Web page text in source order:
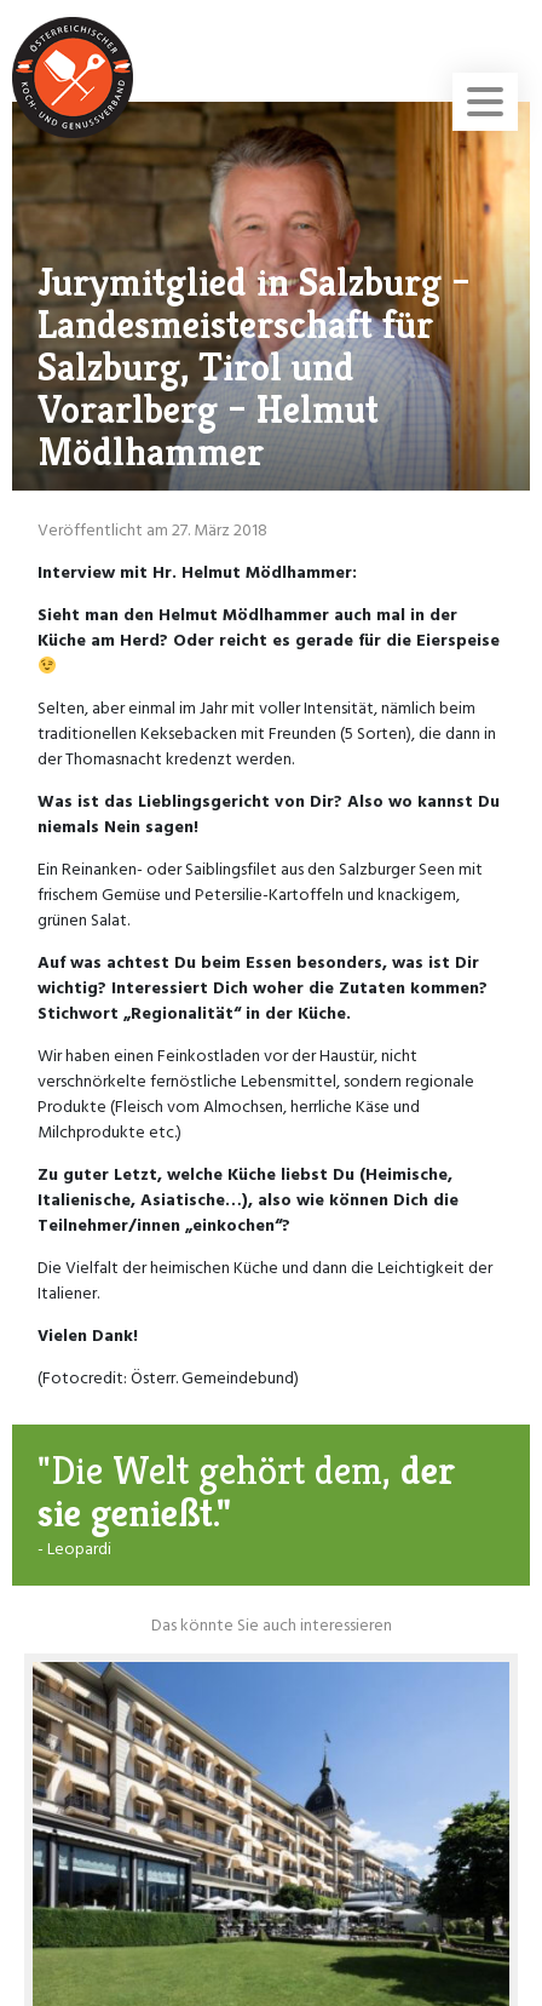
Jurymitglied in Salzburg –
Landesmeisterschaft für
Salzburg, Tirol und
Vorarlberg – Helmut
Mödlhammer
Veröffentlicht am 27. März 2018
Interview mit Hr. Helmut Mödlhammer:
Sieht man den Helmut Mödlhammer auch mal in der
Küche am Herd? Oder reicht es gerade für die Eierspeise
Selten, aber einmal im Jahr mit voller Intensität, nämlich beim
traditionellen Keksebacken mit Freunden (5 Sorten), die dann in
der Thomasnacht kredenzt werden.
Was ist das Lieblingsgericht von Dir? Also wo kannst Du
niemals Nein sagen!
Ein Reinanken- oder Saiblingsfilet aus den Salzburger Seen mit
frischem Gemüse und Petersilie-Kartoffeln und knackigem,
grünen Salat.
Auf was achtest Du beim Essen besonders, was ist Dir
wichtig? Interessiert Dich woher die Zutaten kommen?
Stichwort „Regionalität“ in der Küche.
Wir haben einen Feinkostladen vor der Haustür, nicht
verschnörkelte fernöstliche Lebensmittel, sondern regionale
Produkte (Fleisch vom Almochsen, herrliche Käse und
Milchprodukte etc.)
Zu guter Letzt, welche Küche liebst Du (Heimische,
Italienische, Asiatische…), also wie können Dich die
Teilnehmer/innen „einkochen“?
Die Vielfalt der heimischen Küche und dann die Leichtigkeit der
Italiener.
Vielen Dank!
(Fotocredit: Österr. Gemeindebund)
"Die Welt gehört dem, der
sie genießt."
- Leopardi
Das könnte Sie auch interessieren